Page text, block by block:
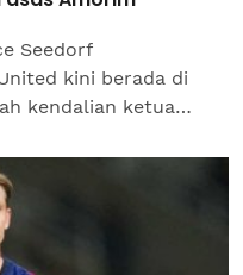
Seedorf
kini berada di
kendalian ketua